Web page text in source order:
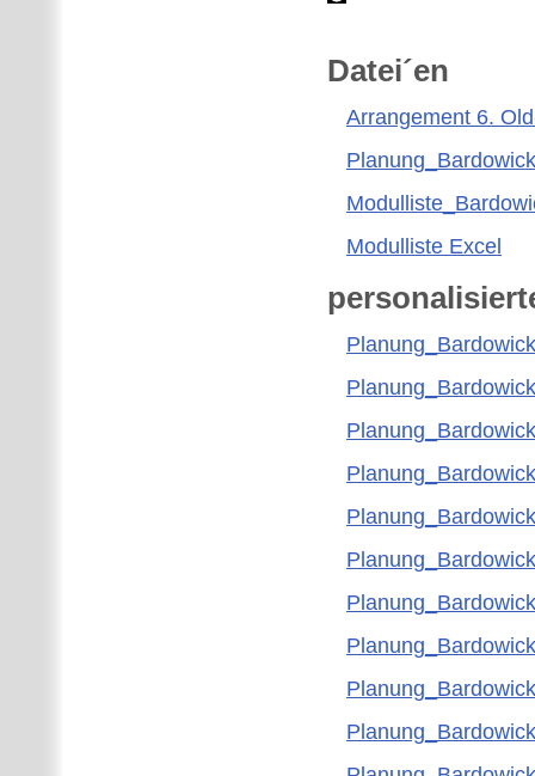
Datei´en
Arrangement 6.
Modulliste Excel